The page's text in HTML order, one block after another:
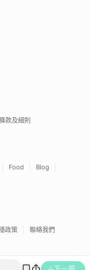
款及細則
Food
Blog
政策 聯絡我們